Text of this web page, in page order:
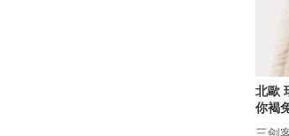
北歐
你褐